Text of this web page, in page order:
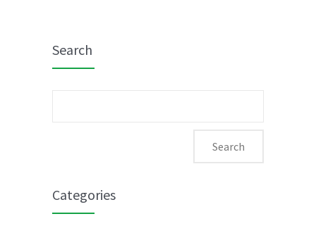
Search
Categories